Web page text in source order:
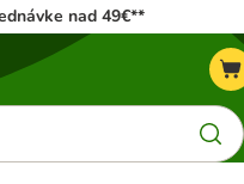
nad 49€**